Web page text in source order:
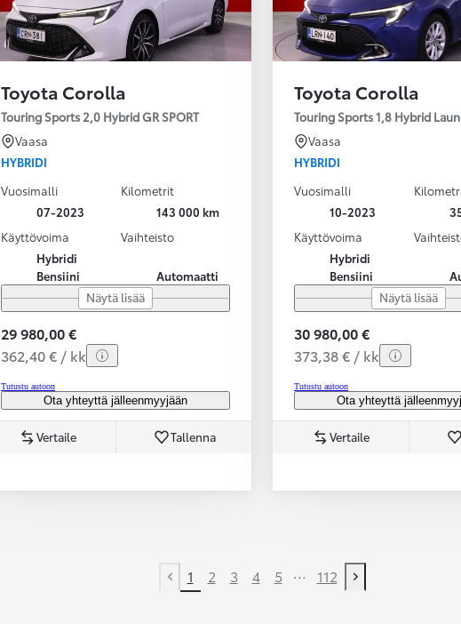
Toyota Corolla
Touring Sports 2,0 Hybrid GR SPORT
Vaasa
HYBRIDI
Vuosimalli
07-2023
Kilometrit
143 000 km
Käyttövoima
Hybridi
Bensiini
Vaihteisto
Automaatti
Näytä lisää
29 980,00 €
362,40 € / kk
Tutustu autoon
Ota yhteyttä jälleenmyyjään
Vertaile Tallenna
Toyota Corolla
Touring Sports 1,8 Hybrid
Vaasa
HYBRIDI
Vuosimalli
10-2023
Käyttövoima
Hybridi
Bensiini
Näytä lisää
30 980,00 €
373,38 € / kk
Tutustu autoon
Ota yhteyttä
Vertaile
Previous page
1 2 3 4 5 ... 112
Next page